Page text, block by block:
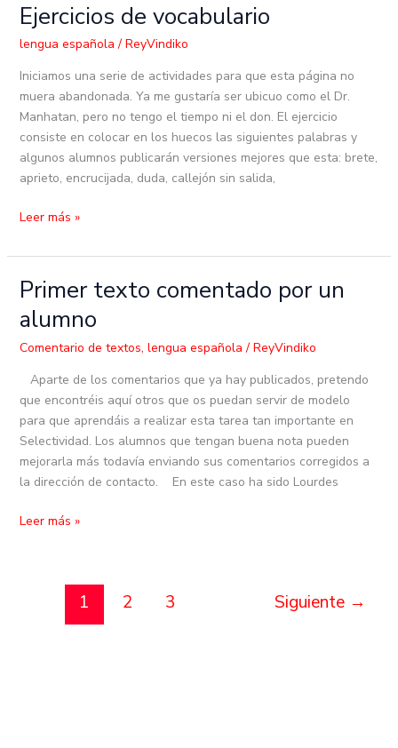
Ejercicios de vocabulario
lengua española / ReyVindiko
Iniciamos una serie de actividades para que esta página no
muera abandonada. Ya me gustaría ser ubicuo como el Dr.
Manhatan, pero no tengo el tiempo ni el don. El ejercicio
consiste en colocar en los huecos las siguientes palabras y
algunos alumnos publicarán versiones mejores que esta: brete,
aprieto, encrucijada, duda, callejón sin salida,
Ejercicios
de
vocabulario
Leer más »
Primer texto comentado por un
alumno
Comentario de textos, lengua española / ReyVindiko
Aparte de los comentarios que ya hay publicados, pretendo
que encontréis aquí otros que os puedan servir de modelo
para que aprendáis a realizar esta tarea tan importante en
Selectividad. Los alumnos que tengan buena nota pueden
mejorarla más todavía enviando sus comentarios corregidos a
la dirección de contacto. En este caso ha sido Lourdes
Primer
comentado
por
alumno
Leer más »
1 2 3 Siguiente →